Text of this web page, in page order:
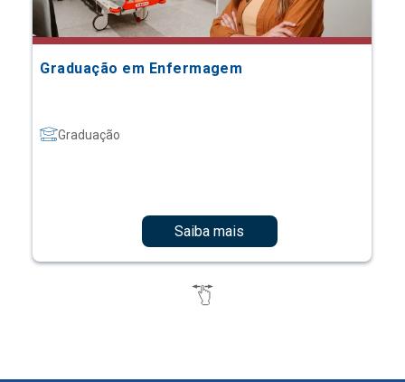
Graduação em Enfermagem
Graduação
Saiba mais